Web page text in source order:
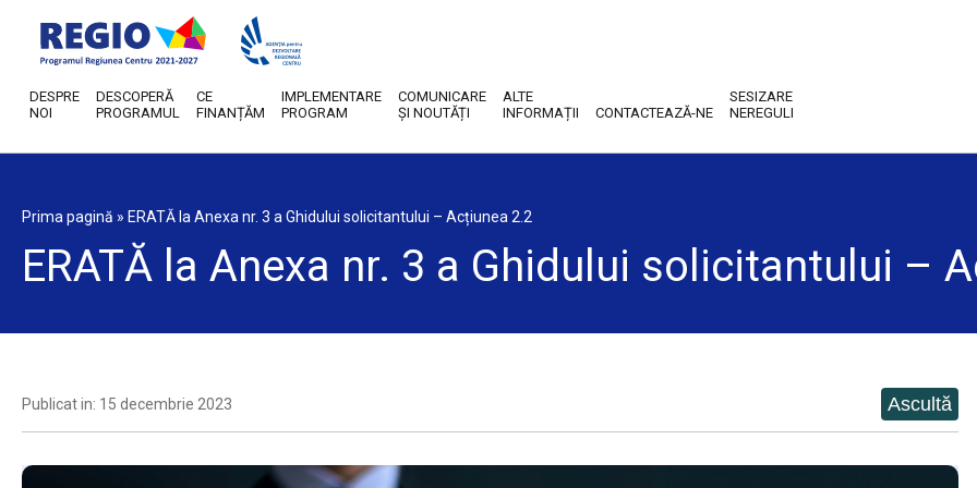
DESPRE
NOI
DESCOPERĂ
PROGRAMUL
CE
FINANȚĂM
IMPLEMENTARE
PROGRAM
COMUNICARE
ȘI NOUTĂȚI
ALTE
INFORMAȚII
CONTACTEAZĂ-NE
SESIZARE
NEREGULI
Prima pagină » ERATĂ la Anexa nr. 3 a Ghidului solicitantului – Acțiunea 2.2
ERATĂ la Anexa nr. 3 a Ghidului solicitantului –
Publicat in: 15 decembrie 2023